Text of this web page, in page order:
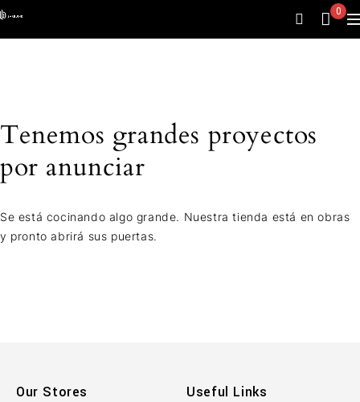
0
Tenemos grandes proyectos
por anunciar
Se está cocinando algo grande. Nuestra tienda está en obras
y pronto abrirá sus puertas.
Our Stores Useful Links